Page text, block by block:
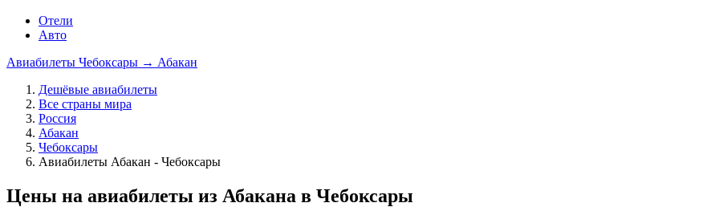
Отели
Авто
Авиабилеты Чебоксары → Абакан
Дешёвые авиабилеты
Все страны мира
Россия
Абакан
Чебоксары
Авиабилеты Абакан - Чебоксары
Цены на авиабилеты из Абакана в Чебоксары